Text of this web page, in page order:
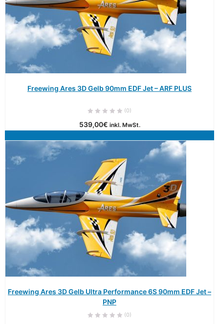
Freewing Ares 3D Gelb 90mm EDF Jet – ARF PLUS
(0)
539,00€ inkl. MwSt.
Freewing Ares 3D Gelb Ultra Performance 6S 90mm EDF Jet –
PNP
(0)